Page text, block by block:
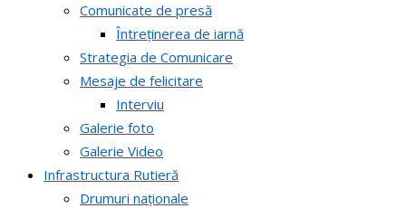
Comunicate de presă
Întreținerea de iarnă
Strategia de Comunicare
Mesaje de felicitare
Interviu
Galerie foto
Galerie Video
Infrastructura Rutieră
Drumuri naționale